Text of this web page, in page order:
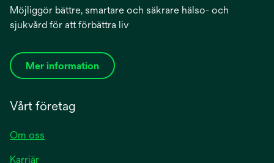
Möjliggör bättre, smartare och säkrare hälso- och
sjukvård för att förbättra liv
Mer information
Vårt företag
Om oss
Karriär